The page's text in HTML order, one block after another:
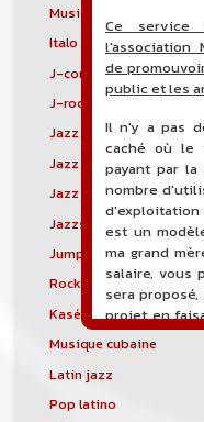
Musique irlandaise
Italo Disco
J-core
J-rock
Jazz blues
Jazz Nouvelle-Orléans
Jazz vocal
Jazzstep
Jump blues
Rock canadien
Kasékò
Musique cubaine
Latin jazz
Pop latino
Ce service
l'association
de
public et les
Il n'y a pas
caché où le
payant par
nombre
d'exploitation
est un
ma grand
salaire, vous
sera
projet en
de financer
de
une